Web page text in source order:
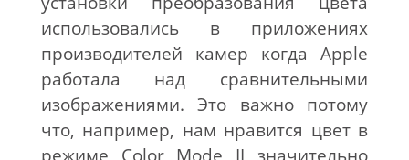
использовались в приложениях
производителей камер когда Apple
работала над сравнительными
изображениями. Это важно потому
что, например, нам нравится цвет в